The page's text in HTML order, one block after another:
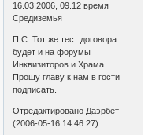
16.03.2006, 09.12 время
Средиземья
П.С. Тот же тест договора
будет и на форумы
Инквизиторов и Храма.
Прошу главу к нам в гости
подписать.
Отредактировано Даэрбет
(2006-05-16 14:46:27)